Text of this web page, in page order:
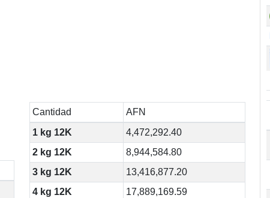
Cantidad
AFN
1 kg 12K
4,472,292.40
2 kg 12K
8,944,584.80
3 kg 12K
13,416,877.20
4 kg 12K
17,889,169.59